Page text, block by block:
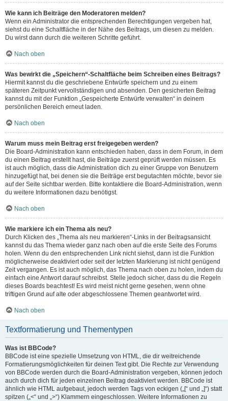
Wie kann ich Beiträge den Moderatoren melden?
Wenn ein Administrator die entsprechenden Berechtigungen vergeben hat,
siehst du eine Schaltfläche in der Nähe des Beitrags, um diesen zu melden.
Du wirst dann durch die weiteren Schritte geführt.
Nach oben
Was bewirkt die „Speichern“-Schaltfläche beim Schreiben eines Beitrags?
Hiermit kannst du die geschriebene Entwürfe speichern und zu einem
späteren Zeitpunkt vervollständigen und absenden. Den gesicherten Beitrag
kannst du mit der Funktion „Gespeicherte Entwürfe verwalten“ in deinem
persönlichen Bereich erneut laden.
Nach oben
Warum muss mein Beitrag erst freigegeben werden?
Die Board-Administration kann entschieden haben, dass in dem Forum, in dem
du einen Beitrag erstellt hast, die Beiträge zuerst geprüft werden müssen. Es
ist auch möglich, dass die Administration dich zu einer Gruppe von Benutzern
hinzugefügt hat, bei denen sie die Beiträge erst begutachten möchte, bevor sie
auf der Seite sichtbar werden. Bitte kontaktiere die Board-Administration, wenn
du weitere Informationen dazu benötigst.
Nach oben
Wie markiere ich ein Thema als neu?
Durch Klicken des „Thema als neu markieren“-Links in der Beitragsansicht
kannst du das Thema wieder ganz nach oben auf die erste Seite des Forums
holen. Wenn du den entsprechenden Link nicht siehst, dann ist die Funktion
möglicherweise deaktiviert oder seit der letzten Markierung ist nicht genügend
Zeit vergangen. Es ist auch möglich, das Thema nach oben zu holen, indem du
einfach eine Antwort darauf schreibst. Stelle jedoch sicher, dass du die Regeln
dieses Boards beachtest! Es wird meist nicht gerne gesehen, wenn ohne
triftigen Grund auf alte oder abgeschlossene Themen geantwortet wird.
Nach oben
Textformatierung und Thementypen
Was ist BBCode?
BBCode ist eine spezielle Umsetzung von HTML, die dir weitreichende
Formatierungsmöglichkeiten für deinen Text gibt. Die Rechte zur Verwendung
von BBCode werden durch die Board-Administration vergeben, können jedoch
auch durch dich für jeden einzelnen Beitrag deaktiviert werden. BBCode ist
ähnlich wie HTML aufgebaut, jedoch werden Tags von eckigen („[“ und „]“) statt
spitzen („<“ und „>“) Klammern eingeschlossen. Weitere Informationen zu